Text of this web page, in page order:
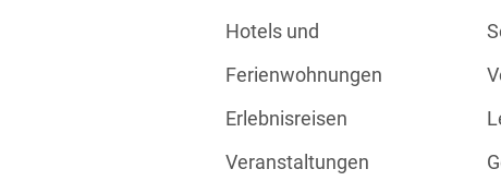
Hotels und
Ferienwohnungen
Erlebnisreisen
Veranstaltungen